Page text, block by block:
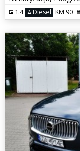
1.4 Diesel KM 90